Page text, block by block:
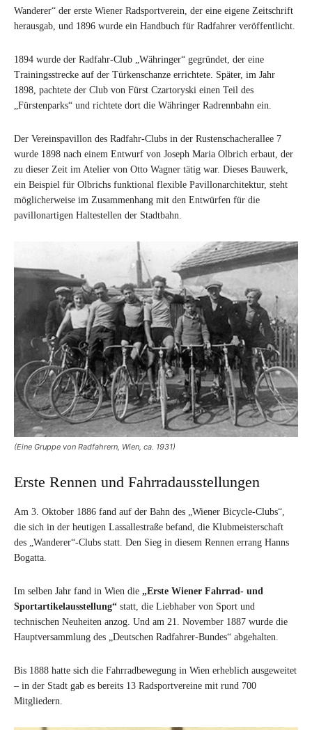
Wanderer“ der erste Wiener Radsportverein, der eine eigene Zeitschrift
herausgab, und 1896 wurde ein Handbuch für Radfahrer veröffentlicht.
1894 wurde der Radfahr-Club „Währinger“ gegründet, der eine
Trainingsstrecke auf der Türkenschanze errichtete. Später, im Jahr
1898, pachtete der Club von Fürst Czartoryski einen Teil des
„Fürstenparks“ und richtete dort die Währinger Radrennbahn ein.
Der Vereinspavillon des Radfahr-Clubs in der Rustenschacherallee 7
wurde 1898 nach einem Entwurf von Joseph Maria Olbrich erbaut, der
zu dieser Zeit im Atelier von Otto Wagner tätig war. Dieses Bauwerk,
ein Beispiel für Olbrichs funktional flexible Pavillonarchitektur, steht
möglicherweise im Zusammenhang mit den Entwürfen für die
pavillonartigen Haltestellen der Stadtbahn.
(Eine Gruppe von Radfahrern, Wien, ca. 1931)
Erste Rennen und Fahrradausstellungen
Am 3. Oktober 1886 fand auf der Bahn des „Wiener Bicycle-Clubs“,
die sich in der heutigen Lassallestraße befand, die Klubmeisterschaft
des „Wanderer“-Clubs statt. Den Sieg in diesem Rennen errang Hanns
Bogatta.
Im selben Jahr fand in Wien die „Erste Wiener Fahrrad- und
Sportartikelausstellung“ statt, die Liebhaber von Sport und
technischen Neuheiten anzog. Und am 21. November 1887 wurde die
Hauptversammlung des „Deutschen Radfahrer-Bundes“ abgehalten.
Bis 1888 hatte sich die Fahrradbewegung in Wien erheblich ausgeweitet
– in der Stadt gab es bereits 13 Radsportvereine mit rund 700
Mitgliedern.